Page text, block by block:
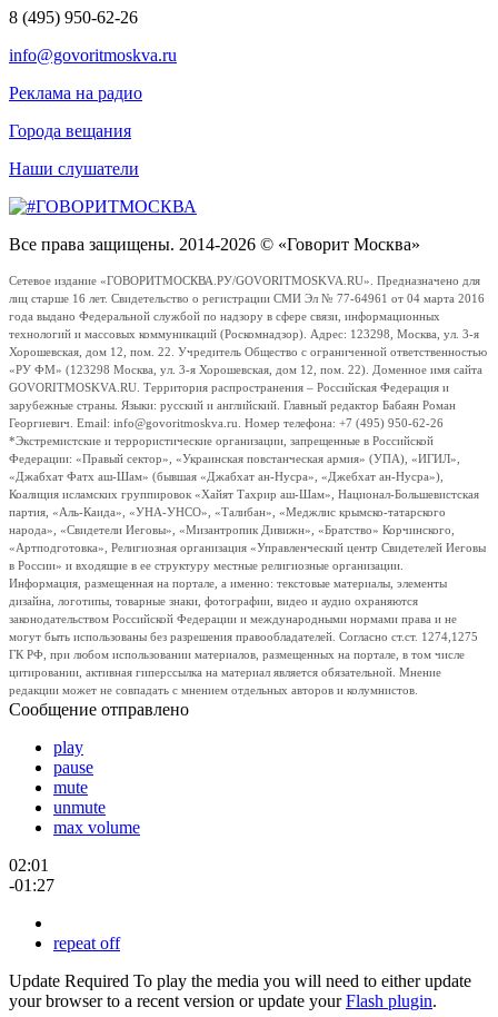
8 (495) 950-62-26
info@govoritmoskva.ru
Реклама на радио
Города вещания
Наши слушатели
Все права защищены. 2014-2026 © «Говорит Москва»
Сетевое издание «ГОВОРИТМОСКВА.РУ/GOVORITMOSKVA.RU». Предназначено для
лиц старше 16 лет. Свидетельство о регистрации СМИ Эл № 77-64961 от 04 марта 2016
года выдано Федеральной службой по надзору в сфере связи, информационных
технологий и массовых коммуникаций (Роскомнадзор). Адрес: 123298, Москва, ул. 3-я
Хорошевская, дом 12, пом. 22. Учредитель Общество с ограниченной ответственностью
«РУ ФМ» (123298 Москва, ул. 3-я Хорошевская, дом 12, пом. 22). Доменное имя сайта
GOVORITMOSKVA.RU. Территория распространения – Российская Федерация и
зарубежные страны. Языки: русский и английский. Главный редактор Бабаян Роман
Георгиевич. Email: info@govoritmoskva.ru. Номер телефона: +7 (495) 950-62-26
*Экстремистские и террористические организации, запрещенные в Российской
Федерации: «Правый сектор», «Украинская повстанческая армия» (УПА), «ИГИЛ»,
«Джабхат Фатх аш-Шам» (бывшая «Джабхат ан-Нусра», «Джебхат ан-Нусра»),
Коалиция исламских группировок «Хайят Тахрир аш-Шам», Национал-Большевистская
партия, «Аль-Каида», «УНА-УНСО», «Талибан», «Меджлис крымско-татарского
народа», «Свидетели Иеговы», «Мизантропик Дивижн», «Братство» Корчинского,
«Артподготовка», Религиозная организация «Управленческий центр Свидетелей Иеговы
в России» и входящие в ее структуру местные религиозные организации.
Информация, размещенная на портале, а именно: текстовые материалы, элементы
дизайна, логотипы, товарные знаки, фотографии, видео и аудио охраняются
законодательством Российской Федерации и международными нормами права и не
могут быть использованы без разрешения правообладателей. Согласно ст.ст. 1274,1275
ГК РФ, при любом использовании материалов, размещенных на портале, в том числе
цитировании, активная гиперссылка на материал является обязательной. Мнение
редакции может не совпадать с мнением отдельных авторов и колумнистов.
Сообщение отправлено
play
pause
mute
unmute
max volume
02:01
-01:27
repeat off
Update Required To play the media you will need to either update
your browser to a recent version or update yourFlash plugin.